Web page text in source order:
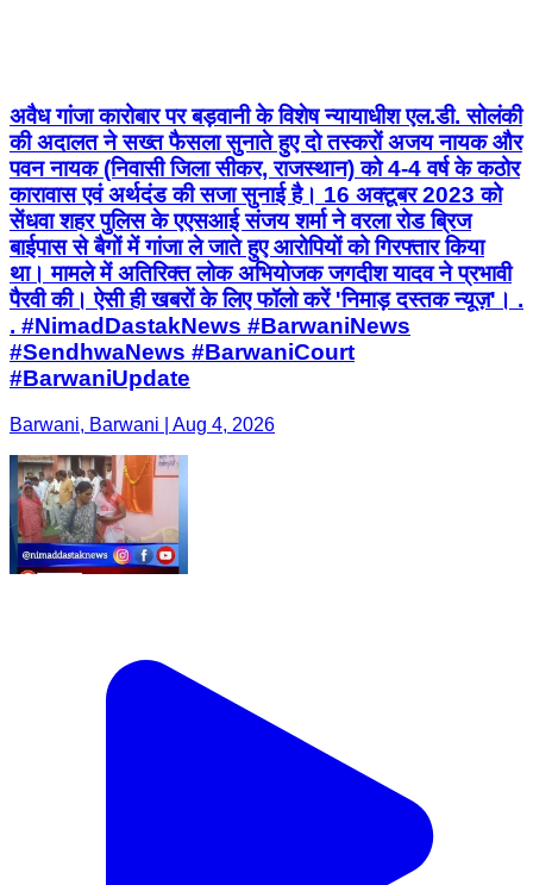
अवैध गांजा कारोबार पर बड़वानी के विशेष न्यायाधीश एल.डी. सोलंकी
की अदालत ने सख्त फैसला सुनाते हुए दो तस्करों अजय नायक और
पवन नायक (निवासी जिला सीकर, राजस्थान) को 4-4 वर्ष के कठोर
कारावास एवं अर्थदंड की सजा सुनाई है। 16 अक्टूबर 2023 को
सेंधवा शहर पुलिस के एएसआई संजय शर्मा ने वरला रोड ब्रिज
बाईपास से बैगों में गांजा ले जाते हुए आरोपियों को गिरफ्तार किया
था। मामले में अतिरिक्त लोक अभियोजक जगदीश यादव ने प्रभावी
पैरवी की। ऐसी ही खबरों के लिए फॉलो करें 'निमाड़ दस्तक न्यूज़'। .
. #NimadDastakNews #BarwaniNews
#SendhwaNews #BarwaniCourt
#BarwaniUpdate
Barwani, Barwani | Aug 4, 2026